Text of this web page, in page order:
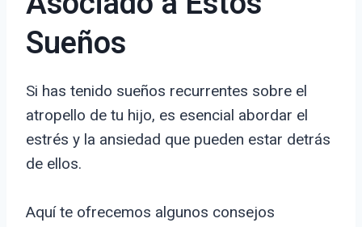
Sueños
Si has tenido sueños recurrentes sobre el
atropello de tu hijo, es esencial abordar el
estrés y la ansiedad que pueden estar detrás
de ellos.
Aquí te ofrecemos algunos consejos